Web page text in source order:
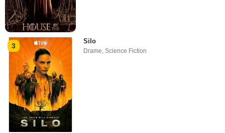
3
Silo
Drame ,Science Fiction